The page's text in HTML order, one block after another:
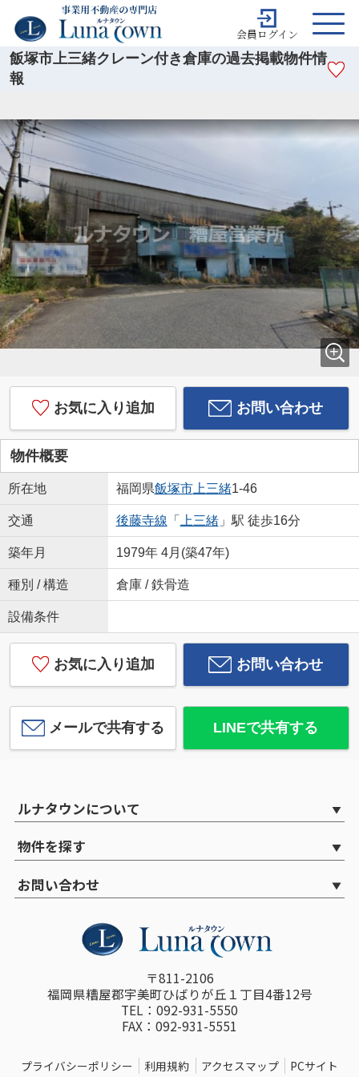
会員ログイン
飯塚市上三緒クレーン付き倉庫の過去掲載物件情
報
お気に入り追加 お問い合わせ
物件概要
所在地 福岡県飯塚市上三緒1-46
交通 後藤寺線 「 上三緒」駅 徒歩16分
築年月 1979年 4月(築47年)
種別 / 構造 倉庫 / 鉄骨造
設備条件
お気に入り追加 お問い合わせ
メールで共有する LINEで共有する
ルナタウンについて
物件を探す
お問い合わせ
〒811-2106
福岡県糟屋郡宇美町ひばりが丘１丁目4番12号
TEL：092-931-5550
FAX：092-931-5551
プライバシーポリシー 利用規約 アクセスマップ PCサイト